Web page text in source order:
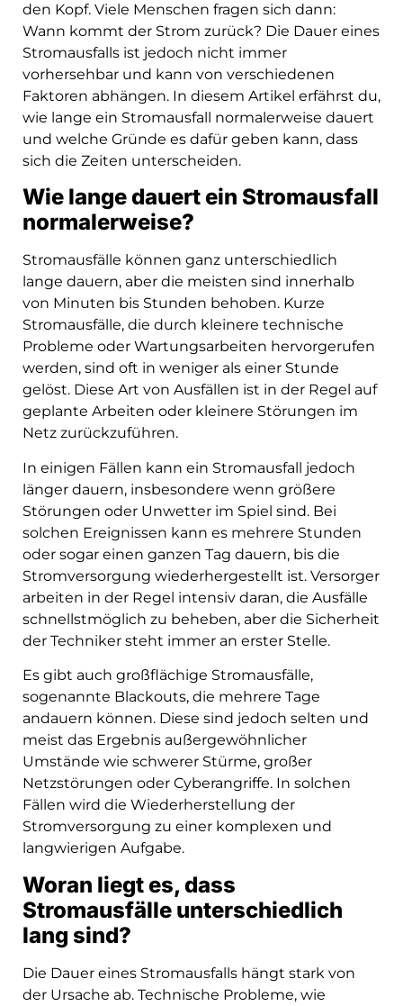
den Kopf. Viele Menschen fragen sich dann:
Wann kommt der Strom zurück? Die Dauer eines
Stromausfalls ist jedoch nicht immer
vorhersehbar und kann von verschiedenen
Faktoren abhängen. In diesem Artikel erfährst du,
wie lange ein Stromausfall normalerweise dauert
und welche Gründe es dafür geben kann, dass
sich die Zeiten unterscheiden.
Wie lange dauert ein Stromausfall
normalerweise?
Stromausfälle können ganz unterschiedlich
lange dauern, aber die meisten sind innerhalb
von Minuten bis Stunden behoben. Kurze
Stromausfälle, die durch kleinere technische
Probleme oder Wartungsarbeiten hervorgerufen
werden, sind oft in weniger als einer Stunde
gelöst. Diese Art von Ausfällen ist in der Regel auf
geplante Arbeiten oder kleinere Störungen im
Netz zurückzuführen.
In einigen Fällen kann ein Stromausfall jedoch
länger dauern, insbesondere wenn größere
Störungen oder Unwetter im Spiel sind. Bei
solchen Ereignissen kann es mehrere Stunden
oder sogar einen ganzen Tag dauern, bis die
Stromversorgung wiederhergestellt ist. Versorger
arbeiten in der Regel intensiv daran, die Ausfälle
schnellstmöglich zu beheben, aber die Sicherheit
der Techniker steht immer an erster Stelle.
Es gibt auch großflächige Stromausfälle,
sogenannte Blackouts, die mehrere Tage
andauern können. Diese sind jedoch selten und
meist das Ergebnis außergewöhnlicher
Umstände wie schwerer Stürme, großer
Netzstörungen oder Cyberangriffe. In solchen
Fällen wird die Wiederherstellung der
Stromversorgung zu einer komplexen und
langwierigen Aufgabe.
Woran liegt es, dass
Stromausfälle unterschiedlich
lang sind?
Die Dauer eines Stromausfalls hängt stark von
der Ursache ab. Technische Probleme, wie